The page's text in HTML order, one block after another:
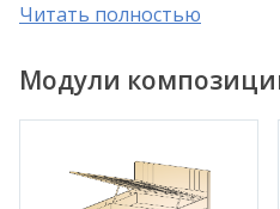
корпус Гикори Джексон
корпус Гикори Джексон
Матовый (ШК-5002-ГТ-АМ
корпус Ясень Асахи,
ШК-5002-АС-ЛМ);
Читать полностью
Модули